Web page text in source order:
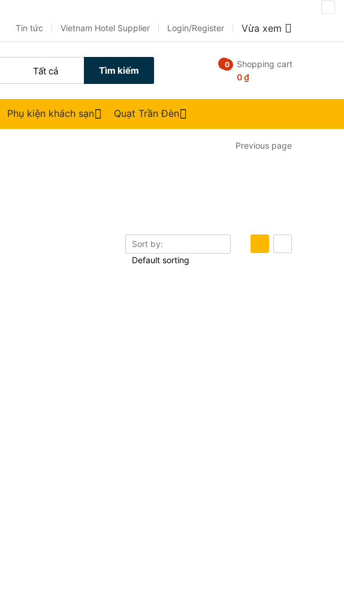
Tin tức Vietnam Hotel Supplier Login/Register Vừa xem
Tìm kiếm
00
Shopping cart
0₫
Phụ kiện khách sạn Quạt Trần Đèn
Previous page
Sort by: